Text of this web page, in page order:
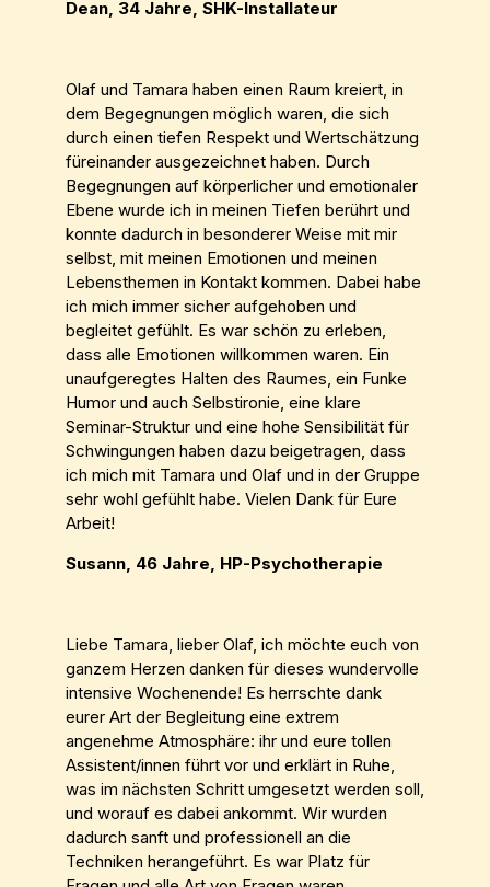
Dean, 34 Jahre, SHK-Installateur
Olaf und Tamara haben einen Raum kreiert, in
dem Begegnungen möglich waren, die sich
durch einen tiefen Respekt und Wertschätzung
füreinander ausgezeichnet haben. Durch
Begegnungen auf körperlicher und emotionaler
Ebene wurde ich in meinen Tiefen berührt und
konnte dadurch in besonderer Weise mit mir
selbst, mit meinen Emotionen und meinen
Lebensthemen in Kontakt kommen. Dabei habe
ich mich immer sicher aufgehoben und
begleitet gefühlt. Es war schön zu erleben,
dass alle Emotionen willkommen waren. Ein
unaufgeregtes Halten des Raumes, ein Funke
Humor und auch Selbstironie, eine klare
Seminar-Struktur und eine hohe Sensibilität für
Schwingungen haben dazu beigetragen, dass
ich mich mit Tamara und Olaf und in der Gruppe
sehr wohl gefühlt habe. Vielen Dank für Eure
Arbeit!
Susann, 46 Jahre, HP-Psychotherapie
Liebe Tamara, lieber Olaf, ich möchte euch von
ganzem Herzen danken für dieses wundervolle
intensive Wochenende! Es herrschte dank
eurer Art der Begleitung eine extrem
angenehme Atmosphäre: ihr und eure tollen
Assistent/innen führt vor und erklärt in Ruhe,
was im nächsten Schritt umgesetzt werden soll,
und worauf es dabei ankommt. Wir wurden
dadurch sanft und professionell an die
Techniken herangeführt. Es war Platz für